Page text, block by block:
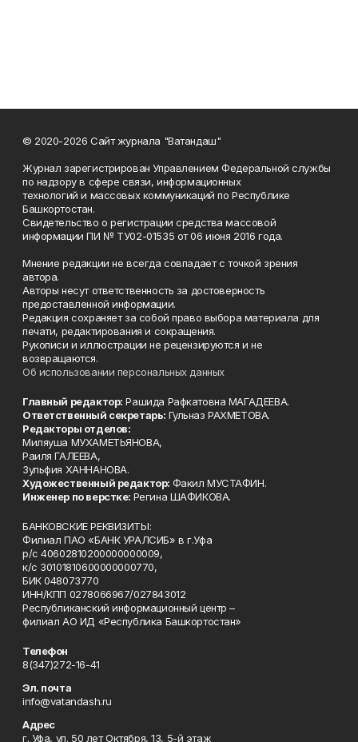
© 2020-2026 Сайт журнала "Ватандаш"
Журнал зарегистрирован Управлением Федеральной службы
по надзору в сфере связи, информационных
технологий и массовых коммуникаций по Республике
Башкортостан.
Свидетельство о регистрации средства массовой
информации ПИ № ТУ02-01535 от 06 июня 2016 года.
Мнение редакции не всегда совпадает с точкой зрения
автора.
Авторы несут ответственность за достоверность
предоставленной информации.
Редакция сохраняет за собой право выбора материала для
печати, редактирования и сокращения.
Рукописи и иллюстрации не рецензируются и не
возвращаются.
Об использовании персональных данных
Главный редактор: Рашида Рафкатовна МАГАДЕЕВА.
Ответственный секретарь: Гульназ РАХМЕТОВА.
Редакторы отделов:
Миляуша МУХАМЕТЬЯНОВА,
Раиля ГАЛЕЕВА,
Зульфия ХАННАНОВА.
Художественный редактор: Факил МУСТАФИН.
Инженер по верстке: Регина ШАФИКОВА.
БАНКОВСКИЕ РЕКВИЗИТЫ:
Филиал ПАО «БАНК УРАЛСИБ» в г.Уфа
р/с 40602810200000000009,
к/с 30101810600000000770,
БИК 048073770
ИНН/КПП 0278066967/027843012
Республиканский информационный центр –
филиал АО ИД «Республика Башкортостан»
Телефон
8(347)272-16-41
Эл. почта
info@vatandash.ru
Адрес
г. Уфа, ул. 50 лет Октября, 13, 5-й этаж